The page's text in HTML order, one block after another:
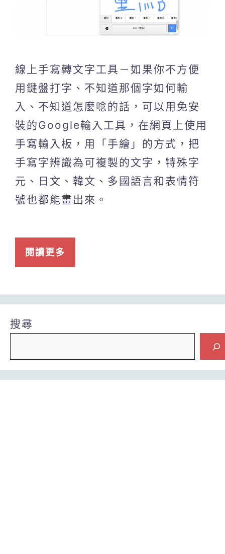
線上手寫轉文字工具－如果你不方便
用鍵盤打字、不知道那個字如何輸
入、不知道怎麼唸的話，可以用免安
裝的Google輸入工具，在網頁上使用
手寫輸入板，用「手繪」的方式，把
手寫字辨識為可複製的文字，特殊字
元、日文、韓文、多國語言和表情符
號也都能畫出來。
閱讀更多
搜尋